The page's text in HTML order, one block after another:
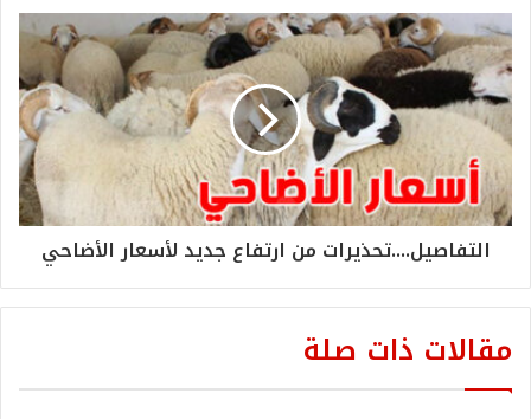
التفاصيل....تحذيرات من ارتفاع جديد لأسعار الأضاحي
مقالات ذات صلة